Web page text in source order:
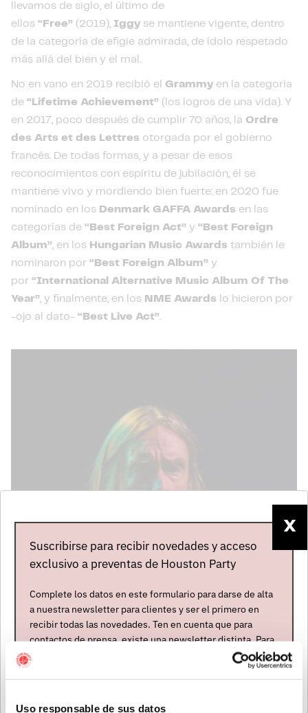
Uso responsable de sus datos
llevamos de siglo, el último de
ellos “Free” (2019), Iggy se mantiene vigente, dentro
de la categoría de efigie admirada, de ídolo respetado
más allá del bien y el mal.
No en vano en 2019 recibió el Grammy en la categoría
de “Lifetime Achievement” (los logros de una vida). Y
en 2017, poco después de cumplir 70 años, la Ordre
des Arts et des Lettres otorgada por el gobierno
francés. De todas formas, y a pesar de esos
reconocimientos con espíritu de jubilación, él se
mantiene vivo y mordiendo bien fuerte: en 2020 fue
nominado en los Denmark GAFFA Awards en las
categorías de “Best Foreign Act” y “Best Foreign
Album”, en los Hungarian Music Awards también le
nominaron por “Best Foreign Album” y
por “International Alternative Music Album Of The
Year”, y finalmente, en los NME Awards lo hicieron por
-ojo al dato- “Best Live Act”.
X
Suscribirse para recibir novedades y acceso
exclusivo a preventas de Houston Party
Complete los datos en este formulario para darse de alta
a nuestra newsletter para clientes y ser el primero en
recibir todas las novedades. Ten en cuenta que para
contactos de prensa, existe una newsletter distinta. Para
formar parte de ella, envíanos un mensaje a